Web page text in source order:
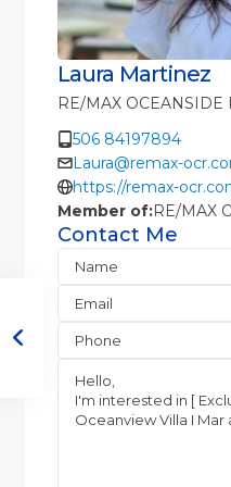
Laura Martinez
RE/MAX OCEANSIDE
506 84197894
Laura@remax-
https://remax-
Member of:RE/MAX
Contact Me